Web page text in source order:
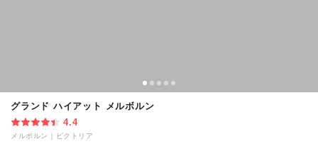
グランド ハイアット メルボルン
4.4
メルボルン ビクトリア